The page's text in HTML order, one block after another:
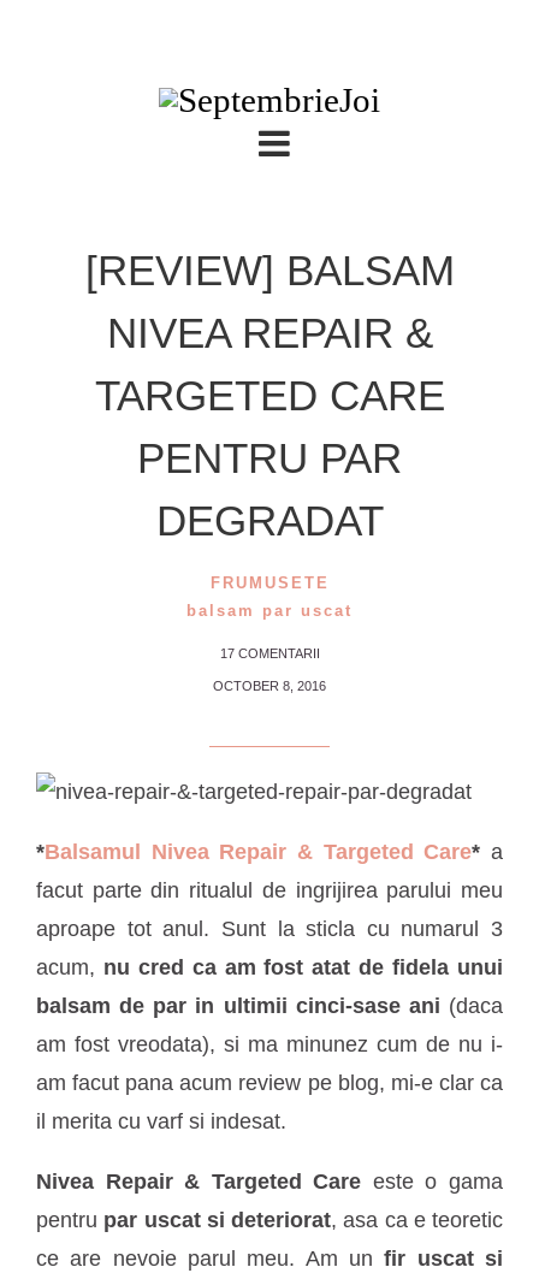
[REVIEW] BALSAM
NIVEA REPAIR &
TARGETED CARE
PENTRU PAR
DEGRADAT
FRUMUSETE
balsam par uscat
17 COMENTARII
OCTOBER 8, 2016
*Balsamul Nivea Repair & Targeted Care* a
facut parte din ritualul de ingrijirea parului meu
aproape tot anul. Sunt la sticla cu numarul 3
acum, nu cred ca am fost atat de fidela unui
balsam de par in ultimii cinci-sase ani (daca
am fost vreodata), si ma minunez cum de nu i-
am facut pana acum review pe blog, mi-e clar ca
il merita cu varf si indesat.
Nivea Repair & Targeted Care este o gama
pentru par uscat si deteriorat, asa ca e teoretic
ce are nevoie parul meu. Am unfir uscat si